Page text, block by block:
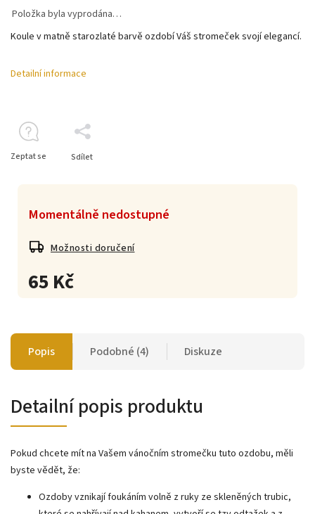
65 Kč
Momentálně nedostupné
Možnosti doručení
Položka byla vyprodána…
Koule v matně starozlaté barvě ozdobí Váš stromeček svojí elegancí.
Detailní informace
Zeptat se Sdílet
Popis Podobné (4) Diskuze
Detailní popis produktu
Pokud chcete mít na Vašem vánočním stromečku tuto ozdobu, měli
byste vědět, že:
Ozdoby vznikají foukáním volně z ruky ze skleněných trubic,